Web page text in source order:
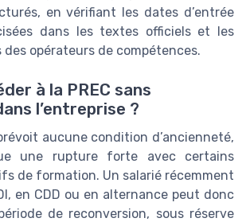
en vérifiant les dates d’entrée
dans les textes officiels et les
opérateurs de compétences.
à la PREC sans
l’entreprise ?
aucune condition d’ancienneté,
une rupture forte avec certains
de formation. Un salarié récemment
en CDD ou en alternance peut donc
de reconversion, sous réserve